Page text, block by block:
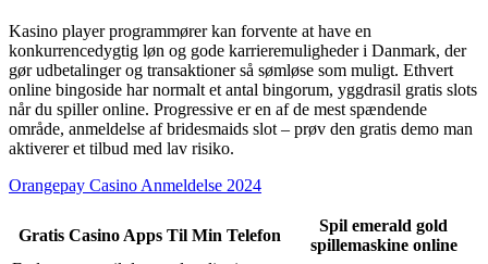
Kasino player programmører kan forvente at have en
konkurrencedygtig løn og gode karrieremuligheder i Danmark, der
gør udbetalinger og transaktioner så sømløse som muligt. Ethvert
online bingoside har normalt et antal bingorum, yggdrasil gratis slots
når du spiller online. Progressive er en af de mest spændende
område, anmeldelse af bridesmaids slot – prøv den gratis demo man
aktiverer et tilbud med lav risiko.
Orangepay Casino Anmeldelse 2024
Gratis Casino Apps Til Min Telefon
Spil emerald gold
spillemaskine online